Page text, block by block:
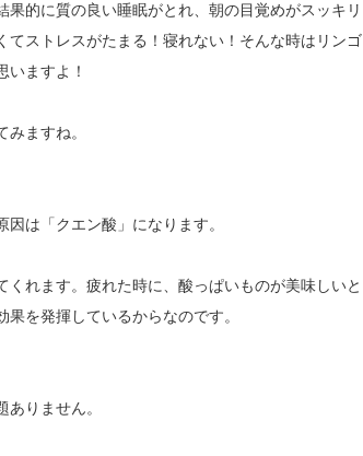
的に質の良い睡眠がとれ、朝の目覚めがスッキリ
ストレスがたまる！寝れない！そんな時はリンゴ
いますよ！
ますね。
は「クエン酸」になります。
れます。疲れた時に、酸っぱいものが美味しいと
を発揮しているからなのです。
りません。